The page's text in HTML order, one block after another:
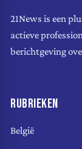
21News is een
actieve
berichtgeving
RUBRIEKEN
België